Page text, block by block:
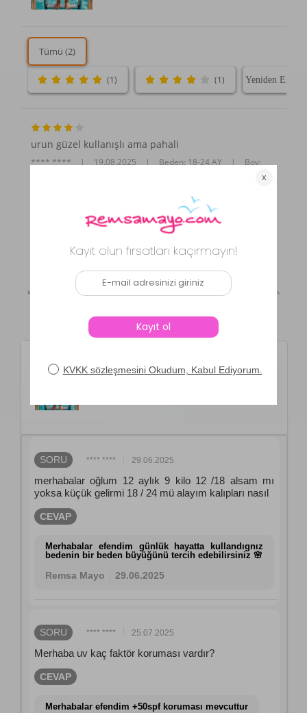
Tümü (2)
(1) (1)
urun güzel kullanışlı ama pahali
**** **** | 19.08.2025 | Beden: 18-24 AY |
Boy:
çok beğendim ama altı aşırı küçük tişörte göre, bir
beden büyük alsam da bu sefer tişört büyük gelecek
o yüzden üzülerek iade
06.08.2024 Beden: 6-12 Ay
Kaynak: Trendyol ⚡ CollectAction
Ürün Soru ve Cevapları
NeopyUV Korumalı Şort Tişört
Çocuk Bebek Deniz Havuz
SORU **** **** 29.06.2025
merhabalar oğlum 12 aylık 9 kilo 12 /18 alsam mı
yoksa küçük gelirmi 18 / 24 mü alayım kalıpları nasıl
CEVAP
Merhabalar efendim günlük hayatta kullandıgnız
bedenin bir beden büyüğünü tercih edebilirsiniz 🌸
Remsa Mayo 29.06.2025
SORU **** **** 25.07.2025
Merhaba uv kaç faktör koruması vardır?
CEVAP
Merhabalar efendim +50spf koruması mevcuttur